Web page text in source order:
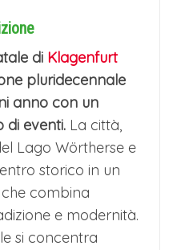
di Klagenfurt
pluridecennale
anno con un
di eventi. La città,
Lago Wörtherse e
storico in un
combina
e modernità.
si concentra